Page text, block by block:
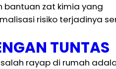
bantuan zat kimia yang
risiko terjadinya
TUNTAS
rayap di rumah